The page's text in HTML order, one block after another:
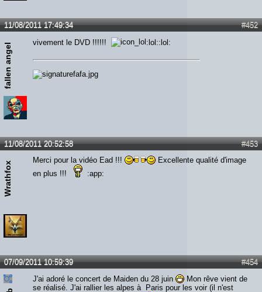
#452
11/08/2011 17:49:34
fallen angel vivement le DVD !!!!!! :lol::lol:
#453
11/08/2011 20:52:58
Wrathfox
Merci pour la vidéo Ead !!!
Excellente qualité d'image
en plus !!!
:app:
#454
07/09/2011 10:59:39
J'ai adoré le concert de Maiden du 28 juin
Mon rêve vient de
se réalisé. J'ai rallier les alpes à Paris pour les voir (il n'est